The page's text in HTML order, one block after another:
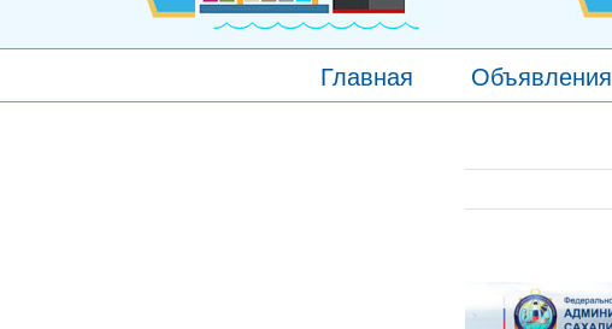
Главная Объявления